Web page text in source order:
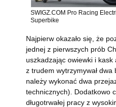
SWIGZ.COM Pro Racing
Superbike
Najpierw okazało się, że
jednej z pierwszych prób
uszkadzając owiewki i kask
z trudem wytrzymywał
należy wykonać dwa
technicznych). Dodatkowo
długotrwałej pracy z